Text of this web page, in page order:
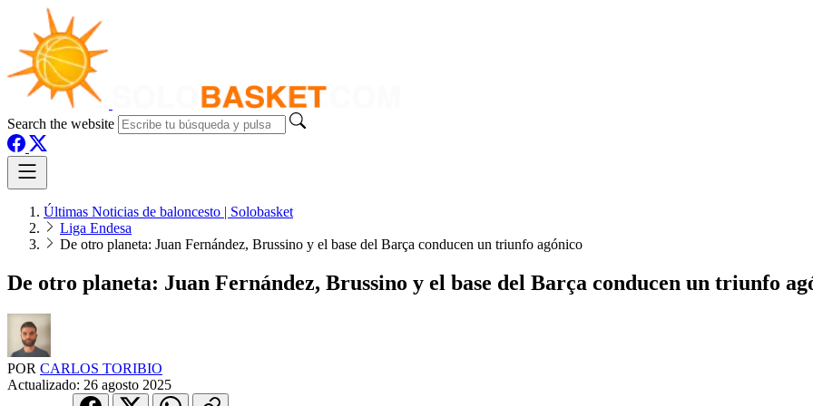
Search the website
Últimas Noticias de baloncesto | Solobasket
Liga Endesa
De otro planeta: Juan Fernández, Brussino y el base del Barça conducen un triunfo agónico
De otro planeta: Juan Fernández, Brussino y el base del Barça conducen un triunfo
POR CARLOS TORIBIO
Actualizado: 26 agosto 2025